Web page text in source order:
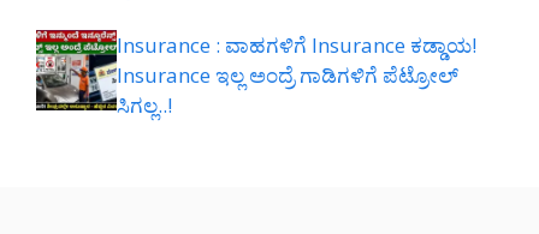
Insurance : ವಾಹಗಳಿಗೆ Insurance ಕಡ್ಡಾಯ!
Insurance ಇಲ್ಲ ಅಂದ್ರೆ ಗಾಡಿಗಳಿಗೆ ಪೆಟ್ರೋಲ್
ಸಿಗಲ್ಲ..!